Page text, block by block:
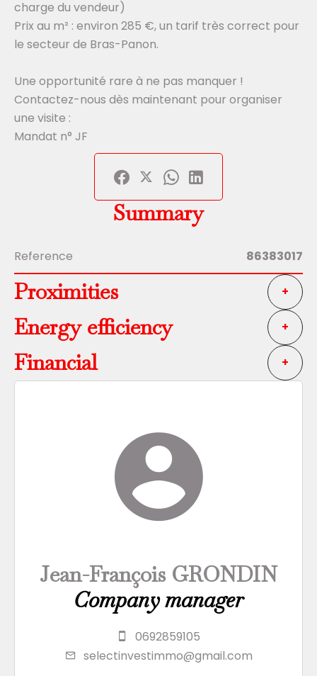
charge du vendeur)
Prix au m² : environ 285 €, un tarif très correct pour
le secteur de Bras-Panon.
Une opportunité rare à ne pas manquer !
Contactez-nous dès maintenant pour organiser
une visite :
Mandat n° JF
Summary
Reference 86383017
Proximities +
Energy efficiency +
Financial +
Jean-François GRONDIN
Company manager
0692859105
selectinvestimmo@gmail.com